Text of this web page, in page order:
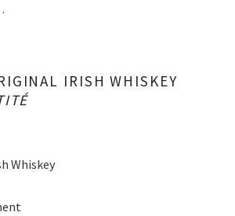
IRISH WHISKEY
Whiskey